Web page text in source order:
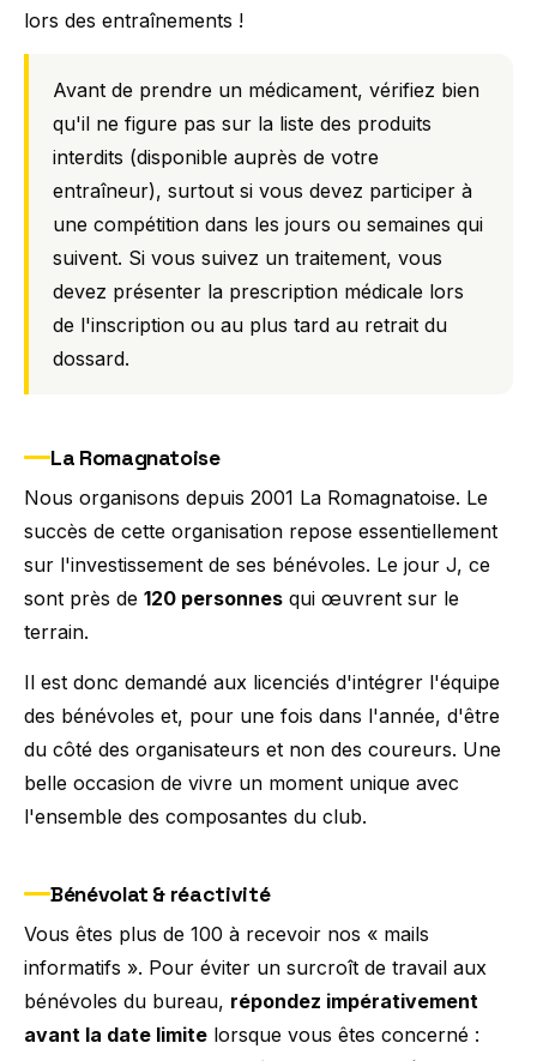
lors des entraînements !
Avant de prendre un médicament, vérifiez bien
qu'il ne figure pas sur la liste des produits
interdits (disponible auprès de votre
entraîneur), surtout si vous devez participer à
une compétition dans les jours ou semaines qui
suivent. Si vous suivez un traitement, vous
devez présenter la prescription médicale lors
de l'inscription ou au plus tard au retrait du
dossard.
La Romagnatoise
Nous organisons depuis 2001 La Romagnatoise. Le
succès de cette organisation repose essentiellement
sur l'investissement de ses bénévoles. Le jour J, ce
sont près de 120 personnes qui œuvrent sur le
terrain.
Il est donc demandé aux licenciés d'intégrer l'équipe
des bénévoles et, pour une fois dans l'année, d'être
du côté des organisateurs et non des coureurs. Une
belle occasion de vivre un moment unique avec
l'ensemble des composantes du club.
Bénévolat & réactivité
Vous êtes plus de 100 à recevoir nos « mails
informatifs ». Pour éviter un surcroît de travail aux
bénévoles du bureau, répondez impérativement
avant la date limite lorsque vous êtes concerné :